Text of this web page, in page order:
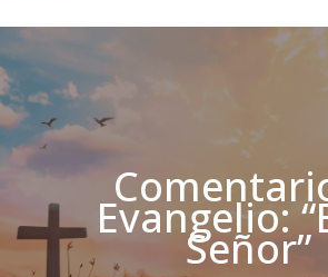
Evangelio:
Señor”